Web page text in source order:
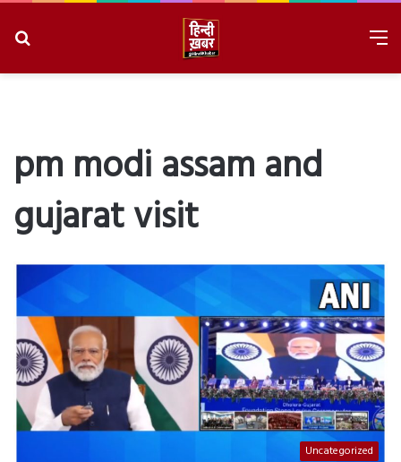
pm modi assam and
gujarat visit
Uncategorized